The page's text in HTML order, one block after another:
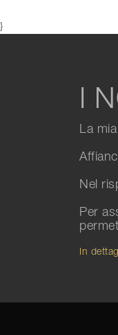
}
I
La
Nel
Per
In